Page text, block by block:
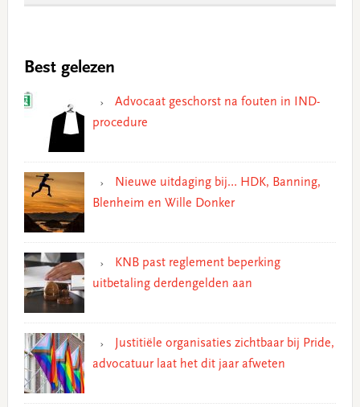
Best gelezen
Advocaat geschorst na fouten in IND-
procedure
Nieuwe uitdaging bij… HDK, Banning,
Blenheim en Wille Donker
KNB past reglement beperking
uitbetaling derdengelden aan
Justitiële organisaties zichtbaar bij Pride,
advocatuur laat het dit jaar afweten